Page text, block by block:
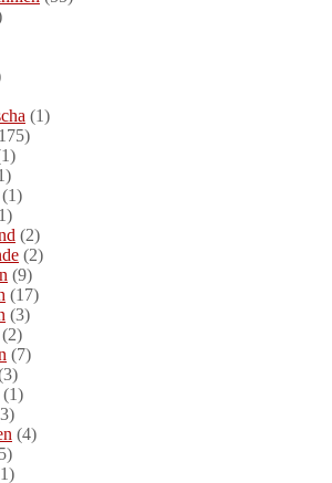
(1)
(1)
(2)
(2)
(9)
(17)
(3)
(2)
(7)
(1)
(4)